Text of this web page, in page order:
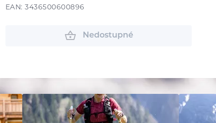
EAN: 3436500600896
Nedostupné